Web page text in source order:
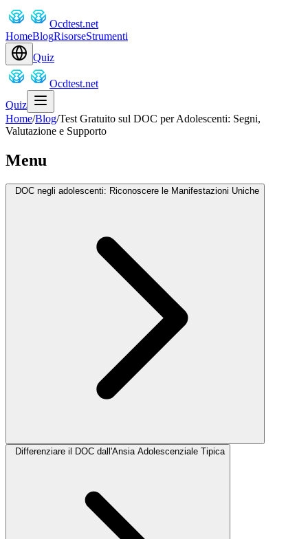
Ocdtest.net
HomeBlogRisorseStrumenti
Quiz
Ocdtest.net
Quiz
Home/Blog/Test Gratuito sul DOC per Adolescenti: Segni,
Valutazione e Supporto
Menu
DOC negli adolescenti: Riconoscere le Manifestazioni Uniche
Differenziare il DOC dall'Ansia Adolescenziale Tipica